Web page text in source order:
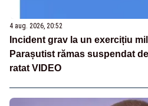
4 aug. 2026, 20:52
Incident grav la un exercițiu
Parașutist rămas suspendat
ratat VIDEO